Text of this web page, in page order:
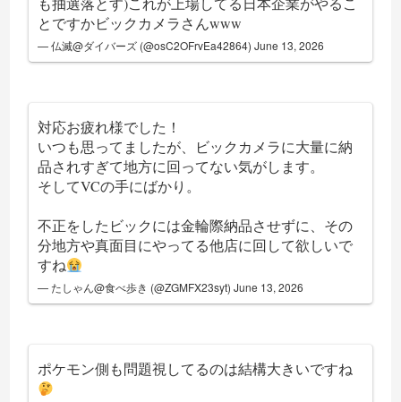
とですかビックカメラさんwww
— 仏滅@ダイバーズ (@osC2OFrvEa42864)June 13, 2026
対応お疲れ様でした！
いつも思ってましたが、ビックカメラに大量に納
品されすぎて地方に回ってない気がします。
そしてVCの手にばかり。
不正をしたビックには金輪際納品させずに、その
分地方や真面目にやってる他店に回して欲しいで
すね
— たしゃん@食べ歩き (@ZGMFX23syt)June 13, 2026
ポケモン側も問題視してるのは結構大きいですね